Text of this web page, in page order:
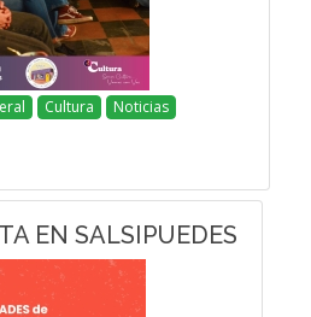
Cultura Noticias
EN SALSIPUEDES